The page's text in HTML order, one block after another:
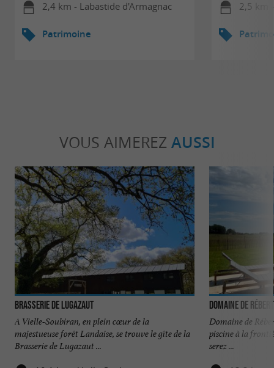
2,4 km - Labastide d'Armagnac
Patrimoine
2,5 km
VOUS AIMEREZ AUSSI
Brasserie de Lugazaut
A Vielle-Soubiran, en plein cœur de la
majestueuse forêt Landaise, se trouve le gîte de la
Brasserie de Lugazaut ...
Domaine de Rébert
Domaine de
piscine à la
serez ...